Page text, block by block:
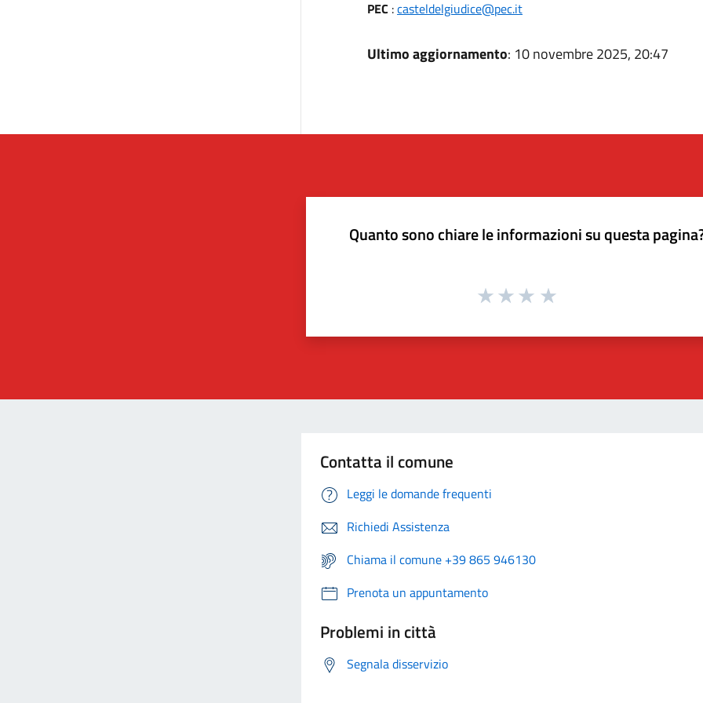
PEC :casteldelgiudice@pec.it
Ultimo aggiornamento: 10 novembre 2025, 20:47
Quanto sono chiare le informazioni su questa
Contatta il comune
Leggi le domande frequenti
Richiedi Assistenza
Chiama il comune +39 865 946130
Prenota un appuntamento
Problemi in città
Segnala disservizio